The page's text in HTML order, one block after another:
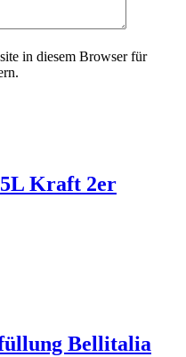
in diesem Browser für
Kraft 2er
Bellitalia